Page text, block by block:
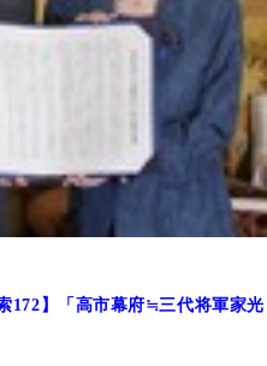
172】「高市幕府≒三代将軍家光